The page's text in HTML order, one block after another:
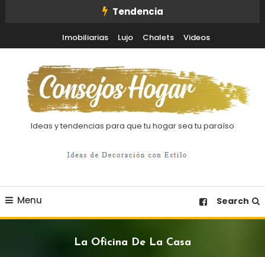
Tendencia
Imobiliarias Lujo Chalets Videos
Ideas y tendencias para que tu hogar sea tu paraíso
Menu Search
La Oficina De La Casa